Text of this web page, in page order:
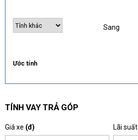
Sang
Ước tính
TÍNH VAY TRẢ GÓP
Giá xe (đ) Lãi suất